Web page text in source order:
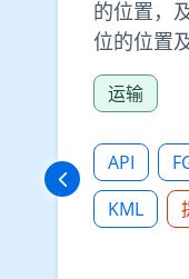
的位置，
位的位置及数目。
格式可供下载： 文件
(FGDB，
(https://
vhk_tis/
运输
API
KML